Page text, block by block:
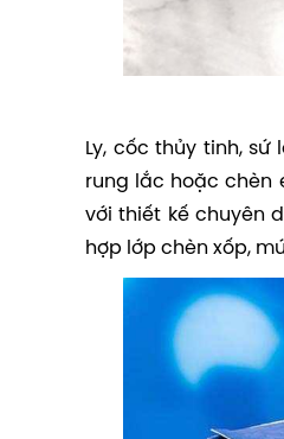
Ly, cốc thủy tinh,
rung lắc hoặc chèn
với thiết kế chuyên
hợp lớp chèn xốp,